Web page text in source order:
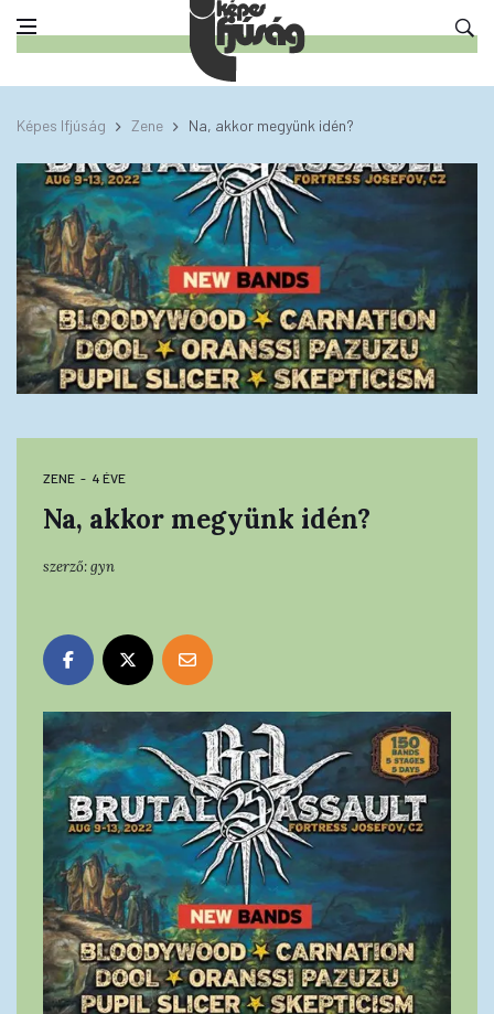
Képes Ifjúság Zene Na, akkor megyünk idén?
ZENE 4 ÉVE
Na, akkor megyünk idén?
szerző:gyn